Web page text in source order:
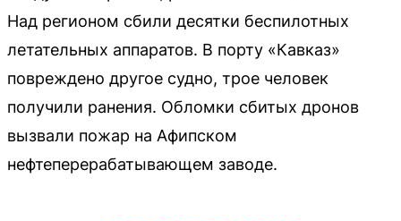
Над регионом сбили десятки беспилотных
летательных аппаратов. В порту «Кавказ»
повреждено другое судно, трое человек
получили ранения. Обломки сбитых дронов
вызвали пожар на Афипском
нефтеперерабатывающем заводе.